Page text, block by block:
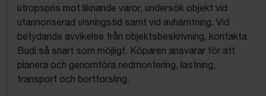
utropspris mot liknande varor, undersök objekt vid
utannonserad visningstid samt vid avhämtning. Vid
betydande avvikelse från objektsbeskrivning, kontakta
Budi så snart som möjligt. Köparen ansvarar för att
planera och genomföra nedmontering, lastning,
transport och bortforsling.